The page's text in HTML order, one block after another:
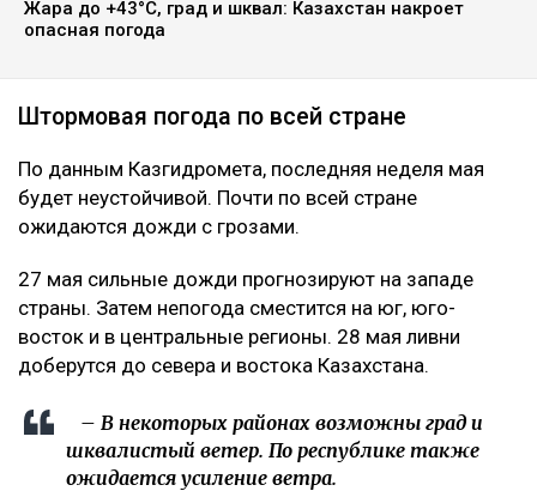
Жара до +43°C, град и шквал: Казахстан накроет
опасная погода
Штормовая погода по всей стране
По данным Казгидромета, последняя неделя мая
будет неустойчивой. Почти по всей стране
ожидаются дожди с грозами.
27 мая сильные дожди прогнозируют на западе
страны. Затем непогода сместится на юг, юго-
восток и в центральные регионы. 28 мая ливни
доберутся до севера и востока Казахстана.
– В некоторых районах возможны град и
шквалистый ветер. По республике также
ожидается усиление ветра.